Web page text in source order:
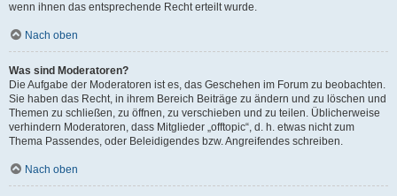
wenn ihnen das entsprechende Recht erteilt wurde.
Nach oben
Was sind Moderatoren?
Die Aufgabe der Moderatoren ist es, das Geschehen im Forum zu beobachten.
Sie haben das Recht, in ihrem Bereich Beiträge zu ändern und zu löschen und
Themen zu schließen, zu öffnen, zu verschieben und zu teilen. Üblicherweise
verhindern Moderatoren, dass Mitglieder „offtopic“, d. h. etwas nicht zum
Thema Passendes, oder Beleidigendes bzw. Angreifendes schreiben.
Nach oben